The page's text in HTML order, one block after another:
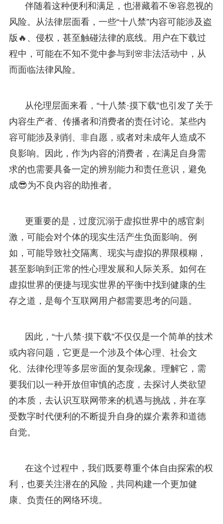
伴随着这种便利和满足，也潜藏着不🎯容忽视的
风险。从法律层面看，一些“十八禁”内容可能涉及盗
版🔥、侵权，甚至触碰法律的底线。用户在下载过
程中，可能在不知不觉中参与到🌸非法活动中，从
而面临法律风险。
从伦理层面来看，“十八禁·摸下载”也引发了关于
内容生产者、传播者和消费者的责任讨论。某些内
容可能涉及剥削、非自愿，或者对未成年人造成不
良影响。因此，作为内容的消费者，在满足自身需
求的也需要具备一定的辨别能力和责任意识，避免
成😎为不良内容的助推者。
更重要的是，过度沉溺于虚拟世界中的感官刺
激，可能会对个体的现实生活产生负面影响。例
如，可能导致社交隔离、现实与虚拟的界限模糊，
甚至影响到正常的性心理发展和人际关系。如何在
虚拟世界的便捷与现实世界的平衡中找到健康的生
存之道，是每个互联网用户都需要思考的问题。
因此，“十八禁·摸下载”不仅仅是一个简单的技术
或内容问题，它更是一个涉及个体心理、社会文
化、法律伦理等多层🌸面的复杂现象。理解它，需
要我们以一种开放但审慎的态度，去探讨人类欲望
的本质，去认识互联网带来的机遇与挑战，并在享
受数字时代便利的不断提升自身的媒介素养和道德
自觉。
在这个过程中，我们既要尊重个体自由探索的权
利，也要关注潜在的风险，共同构建一个更加健
康、负责任的网络环境。